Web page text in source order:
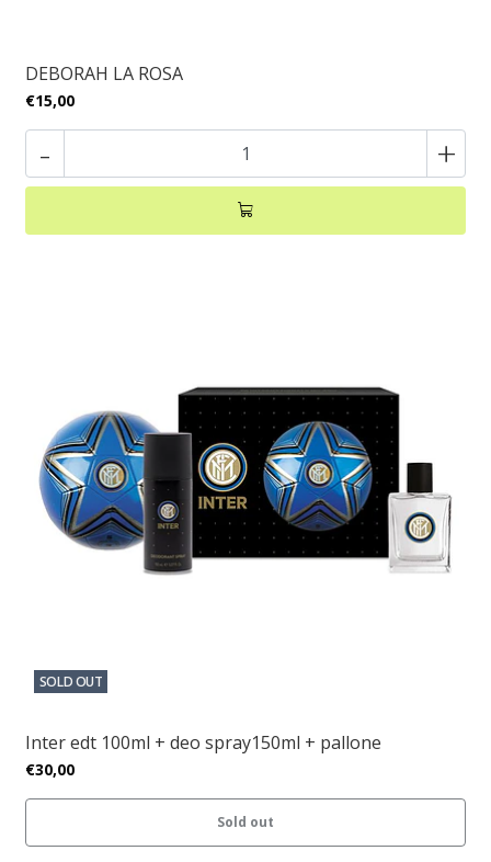
DEBORAH LA ROSA
€15,00
- +
SOLD OUT
Inter edt 100ml + deo spray150ml + pallone
€30,00
Sold out